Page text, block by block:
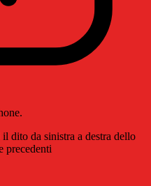
dito da sinistra a destra dello
precedenti